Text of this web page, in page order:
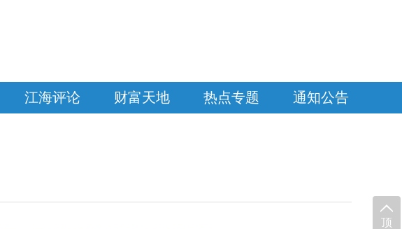
顶
江海评论 财富天地 热点专题 通知公告